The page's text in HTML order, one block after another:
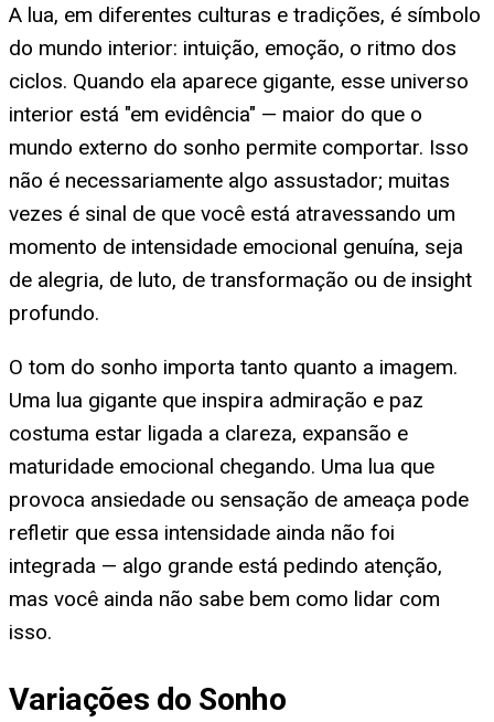
A lua, em diferentes culturas e tradições, é símbolo
do mundo interior: intuição, emoção, o ritmo dos
ciclos. Quando ela aparece gigante, esse universo
interior está "em evidência" — maior do que o
mundo externo do sonho permite comportar. Isso
não é necessariamente algo assustador; muitas
vezes é sinal de que você está atravessando um
momento de intensidade emocional genuína, seja
de alegria, de luto, de transformação ou de insight
profundo.
O tom do sonho importa tanto quanto a imagem.
Uma lua gigante que inspira admiração e paz
costuma estar ligada a clareza, expansão e
maturidade emocional chegando. Uma lua que
provoca ansiedade ou sensação de ameaça pode
refletir que essa intensidade ainda não foi
integrada — algo grande está pedindo atenção,
mas você ainda não sabe bem como lidar com
isso.
Variações do Sonho